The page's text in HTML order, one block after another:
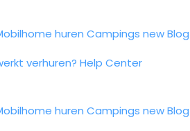
huren Campings newBlog
verhuren? Help Center
huren Campings newBlog